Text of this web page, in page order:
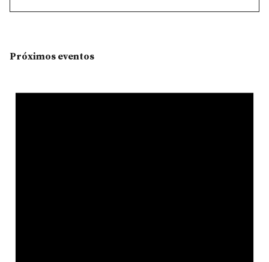
Próximos eventos